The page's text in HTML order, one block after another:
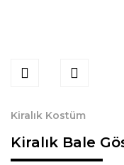
Kiralık Kostüm
Kiralık Bale